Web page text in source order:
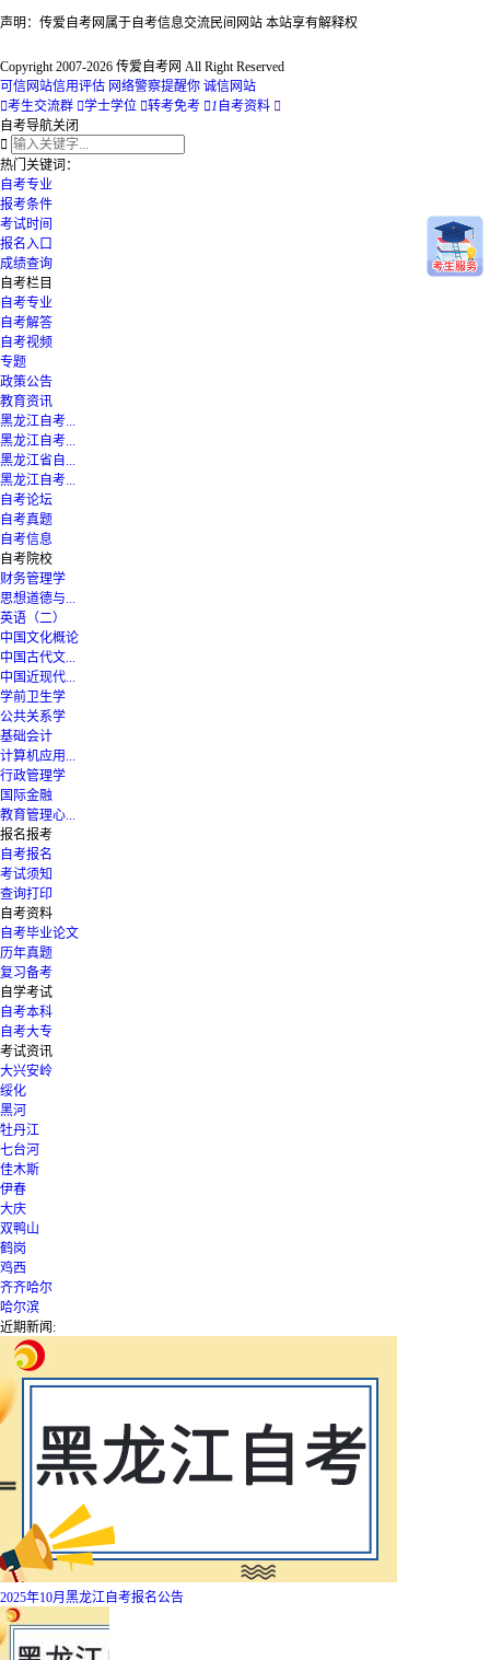
声明：传爱自考网属于自考信息交流民间网站 本站享有解释权
Copyright 2007-2026 传爱自考网 All Right Reserved
可信网站信用评估 网络警察提醒你 诚信网站
考生交流群 学士学位 转考免考 1 自考资料 
自考导航关闭

热门关键词：
自考专业
报考条件
考试时间
报名入口
成绩查询
自考栏目
自考专业
自考解答
自考视频
专题
政策公告
教育资讯
黑龙江自考...
黑龙江自考...
黑龙江省自...
黑龙江自考...
自考论坛
自考真题
自考信息
自考院校
财务管理学
思想道德与...
英语（二）
中国文化概论
中国古代文...
中国近现代...
学前卫生学
公共关系学
基础会计
计算机应用...
行政管理学
国际金融
教育管理心...
报名报考
自考报名
考试须知
查询打印
自考资料
自考毕业论文
历年真题
复习备考
自学考试
自考本科
自考大专
考试资讯
大兴安岭
绥化
黑河
牡丹江
七台河
佳木斯
伊春
大庆
双鸭山
鹤岗
鸡西
齐齐哈尔
哈尔滨
近期新闻:
2025年10月黑龙江自考报名公告